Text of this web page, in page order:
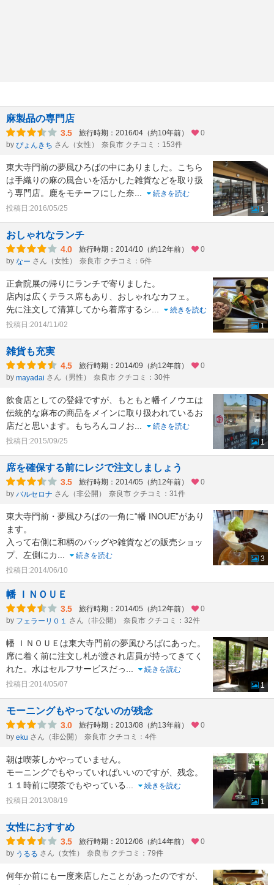
麻製品の専門店
3.5 旅行時期：2016/04（約10年前）
0
by ぴょんきち さん（女性） 奈良市 クチコミ：153件
東大寺門前の夢風ひろばの中にありました。こちら
は手織りの麻の風合いを活かした雑貨などを取り扱
う専門店。鹿をモチーフにした奈...
続きを読む
投稿日:2016/05/25
1
おしゃれなランチ
4.0 旅行時期：2014/10（約12年前）
0
by なー さん（女性） 奈良市 クチコミ：6件
正倉院展の帰りにランチで寄りました。
店内は広くテラス席もあり、おしゃれなカフェ。
先に注文して清算してから着席するシ...
続きを読む
投稿日:2014/11/02
1
雑貨も充実
4.5 旅行時期：2014/09（約12年前）
0
by mayadai さん（男性） 奈良市 クチコミ：30件
飲食店としての登録ですが、もともと幡イノウエは
伝統的な麻布の商品をメインに取り扱われているお
店だと思います。もちろんコノお...
続きを読む
投稿日:2015/09/25
1
席を確保する前にレジで注文しましょう
3.5 旅行時期：2014/05（約12年前）
0
by バルセロナ さん（非公開） 奈良市 クチコミ：31件
東大寺門前・夢風ひろばの一角に“幡 INOUE”があり
ます。
入って右側に和柄のバッグや雑貨などの販売ショッ
プ、左側にカ...
続きを読む
投稿日:2014/06/10
3
幡 ＩＮＯＵＥ
3.5 旅行時期：2014/05（約12年前）
0
by フェラーリ０１ さん（非公開） 奈良市 クチコミ：32件
幡 ＩＮＯＵＥは東大寺門前の夢風ひろばにあった。
席に着く前に注文し札が渡され店員が持ってきてく
れた。水はセルフサービスだっ...
続きを読む
投稿日:2014/05/07
1
モーニングもやってないのが残念
3.0 旅行時期：2013/08（約13年前）
0
by eku さん（非公開） 奈良市 クチコミ：4件
朝は喫茶しかやっていません。
モーニングでもやっていればいいのですが、残念。
１１時前に喫茶でもやっている...
続きを読む
投稿日:2013/08/19
1
女性におすすめ
3.5 旅行時期：2012/06（約14年前）
0
by うるる さん（女性） 奈良市 クチコミ：79件
何年か前にも一度来店したことがあったのですが、